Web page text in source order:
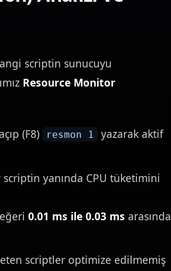
scriptin sunucuyu
Resource Monitor
(F8) resmon 1 yazarak aktif
yanında CPU tüketimini
0.01 ms ile 0.03 ms arasında
scriptler optimize edilmemiş